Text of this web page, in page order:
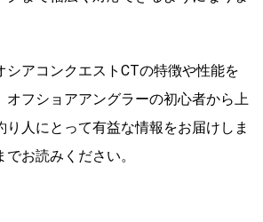
シアコンクエストCTの特徴や性能を
オフショアアングラーの初心者から上
り人にとって有益な情報をお届けしま
お読みください。